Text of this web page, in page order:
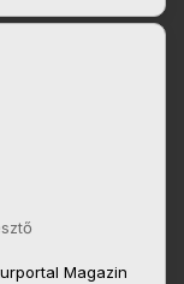
Magazin